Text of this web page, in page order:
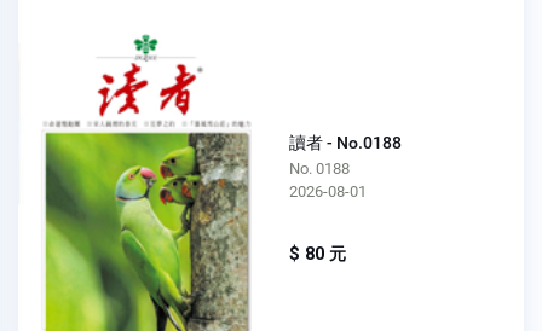
讀者 - No.0188
No. 0188
2026-08-01
$ 80 元